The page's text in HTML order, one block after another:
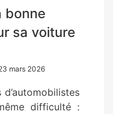
bonne
sa voiture
mars 2026
difficulté :